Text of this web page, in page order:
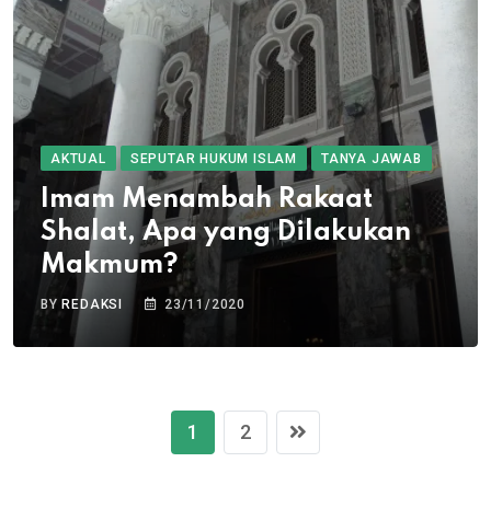
AKTUAL SEPUTAR HUKUM ISLAM TANYA JAWAB
Imam Menambah Rakaat
Shalat, Apa yang Dilakukan
Makmum?
BYREDAKSI 23/11/2020
1 2